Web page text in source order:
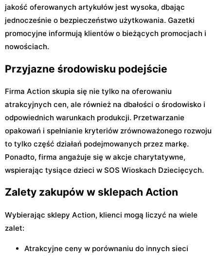
jakość oferowanych artykułów jest wysoka, dbając
jednocześnie o bezpieczeństwo użytkowania. Gazetki
promocyjne informują klientów o bieżących promocjach i
nowościach.
Przyjazne środowisku podejście
Firma Action skupia się nie tylko na oferowaniu
atrakcyjnych cen, ale również na dbałości o środowisko i
odpowiednich warunkach produkcji. Przetwarzanie
opakowań i spełnianie kryteriów zrównoważonego rozwoju
to tylko część działań podejmowanych przez markę.
Ponadto, firma angażuje się w akcje charytatywne,
wspierając tysiące dzieci w SOS Wioskach Dziecięcych.
Zalety zakupów w sklepach Action
Wybierając sklepy Action, klienci mogą liczyć na wiele
zalet:
Atrakcyjne ceny w porównaniu do innych sieci